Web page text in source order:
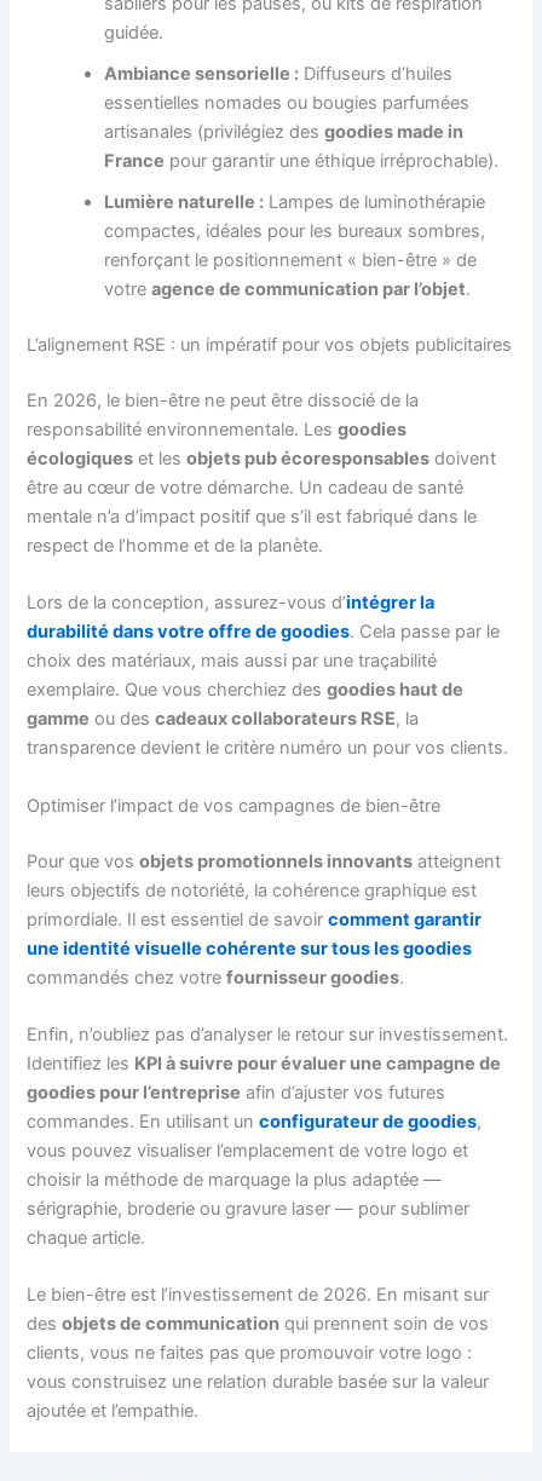
guidée.
Ambiance sensorielle : Diffuseurs d’huiles
essentielles nomades ou bougies parfumées
artisanales (privilégiez desgoodies made in
France pour garantir une éthique irréprochable).
Lumière naturelle : Lampes de luminothérapie
compactes, idéales pour les bureaux sombres,
renforçant le positionnement « bien-être » de
votreagence de communication par l’objet.
L’alignement RSE : un impératif pour vos objets publicitaires
En 2026, le bien-être ne peut être dissocié de la
responsabilité environnementale. Lesgoodies
écologiques et lesobjets pub écoresponsables doivent
être au cœur de votre démarche. Un cadeau de santé
mentale n’a d’impact positif que s’il est fabriqué dans le
respect de l’homme et de la planète.
Lors de la conception, assurez-vous d’intégrer la
durabilité dans votre offre de goodies. Cela passe par le
choix des matériaux, mais aussi par une traçabilité
exemplaire. Que vous cherchiez desgoodies haut de
gamme ou descadeaux collaborateurs RSE, la
transparence devient le critère numéro un pour vos clients.
Optimiser l’impact de vos campagnes de bien-être
Pour que vosobjets promotionnels innovants atteignent
leurs objectifs de notoriété, la cohérence graphique est
primordiale. Il est essentiel de savoircomment garantir
une identité visuelle cohérente sur tous les goodies
commandés chez votrefournisseur goodies.
Enfin, n’oubliez pas d’analyser le retour sur investissement.
Identifiez les KPI à suivre pour évaluer une campagne de
goodies pour l’entreprise afin d’ajuster vos futures
commandes. En utilisant unconfigurateur de goodies,
vous pouvez visualiser l’emplacement de votre logo et
choisir la méthode de marquage la plus adaptée —
sérigraphie, broderie ou gravure laser — pour sublimer
chaque article.
Le bien-être est l’investissement de 2026. En misant sur
desobjets de communication qui prennent soin de vos
clients, vous ne faites pas que promouvoir votre logo :
vous construisez une relation durable basée sur la valeur
ajoutée et l’empathie.